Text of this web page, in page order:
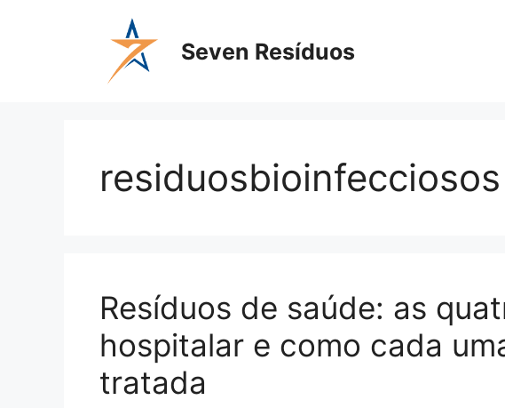
Seven Resíduos
residuosbioinfecciosos
Resíduos de saúde: as
hospitalar e como cada
tratada